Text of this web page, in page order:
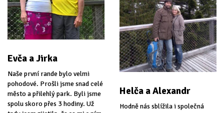
Evča a Jirka
Naše první rande bylo velmi
pohodové. Prošli jsme snad celé
město a přilehlý park. Byli jsme
spolu skoro přes 3 hodiny. Už
Helča a Alexandr
Hodně nás sblížila i společná